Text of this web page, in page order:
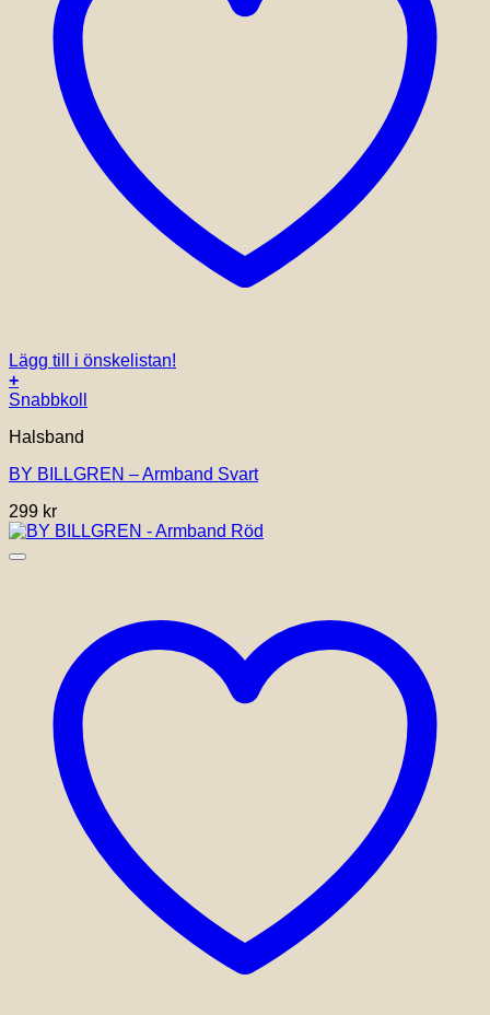
Lägg till i önskelistan!
+
Snabbkoll
Halsband
BY BILLGREN – Armband Svart
299 kr